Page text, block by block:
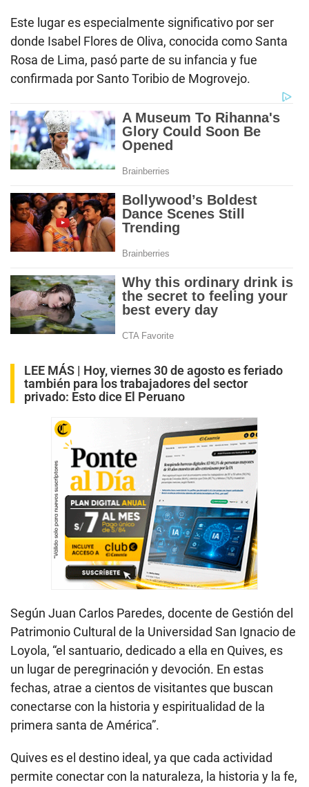
Este lugar es especialmente significativo por ser
donde Isabel Flores de Oliva, conocida como Santa
Rosa de Lima, pasó parte de su infancia y fue
confirmada por Santo Toribio de Mogrovejo.
LEE MÁS | Hoy, viernes 30 de agosto es feriado
también para los trabajadores del sector
privado: Esto dice El Peruano
Según Juan Carlos Paredes, docente de Gestión del
Patrimonio Cultural de la Universidad San Ignacio de
Loyola, “el santuario, dedicado a ella en Quives, es
un lugar de peregrinación y devoción. En estas
fechas, atrae a cientos de visitantes que buscan
conectarse con la historia y espiritualidad de la
primera santa de América”.
Quives es el destino ideal, ya que cada actividad
permite conectar con la naturaleza, la historia y la fe,